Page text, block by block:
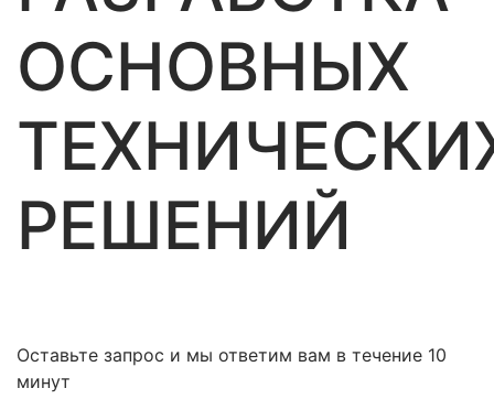
ОСНОВНЫХ
РЕШЕНИЙ
Оставьте запрос и мы ответим вам в течение 10
минут